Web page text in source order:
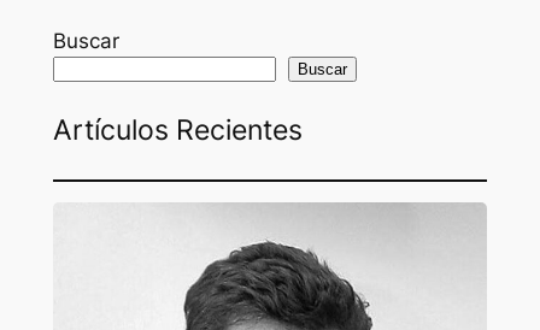
Buscar
Buscar
Artículos Recientes